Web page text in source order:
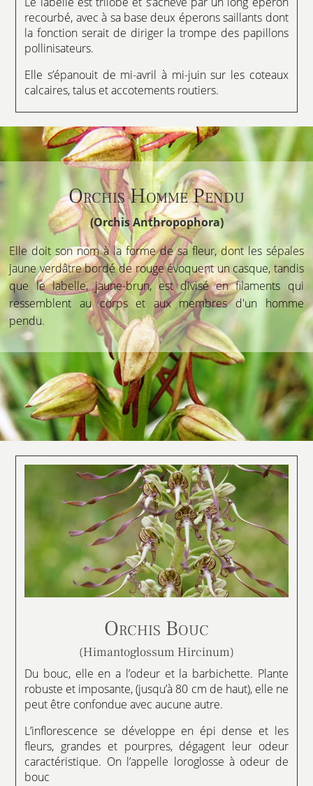
recourbé, avec à sa base deux éperons saillants dont
la fonction serait de diriger la trompe des papillons
pollinisateurs.
Elle s’épanouit de mi-avril à mi-juin sur les coteaux
calcaires, talus et accotements routiers.
Orchis Homme Pendu
(Orchis Anthropophora)
Elle doit son nom à la forme de sa fleur, dont les sépales
jaune verdâtre bordé de rouge évoquent un casque, tandis
que le labelle, jaune-brun, est divisé en filaments qui
ressemblent au corps et aux membres d'un homme
pendu.
Orchis Bouc
(Himantoglossum Hircinum)
Du bouc, elle en a l’odeur et la barbichette. Plante
robuste et imposante, (jusqu’à 80 cm de haut), elle ne
peut être confondue avec aucune autre.
L’inflorescence se développe en épi dense et les
fleurs, grandes et pourpres, dégagent leur odeur
caractéristique. On l’appelle loroglosse à odeur de
bouc